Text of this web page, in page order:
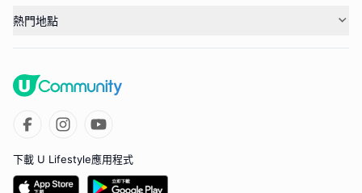
熱門地點
下載 U Lifestyle應用程式